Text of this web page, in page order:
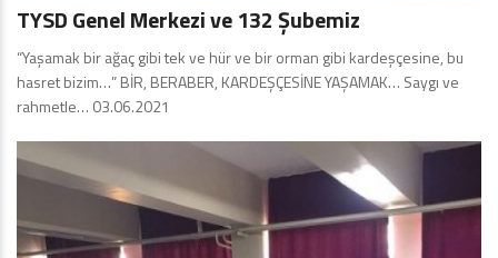
TYSD Genel Merkezi ve 132 Şubemiz
“Yaşamak bir ağaç gibi tek ve hür ve bir orman gibi kardeşçesine, bu
hasret bizim…” BİR, BERABER, KARDEŞÇESİNE YAŞAMAK… Saygı ve
rahmetle… 03.06.2021